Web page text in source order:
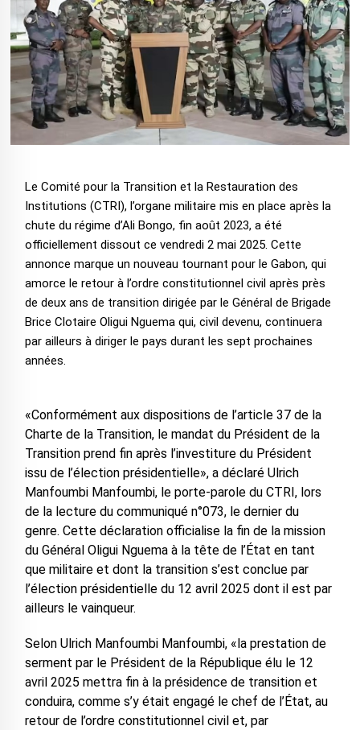
Le Comité pour la Transition et la Restauration des
Institutions (CTRI), l’organe militaire mis en place après la
chute du régime d’Ali Bongo, fin août 2023, a été
officiellement dissout ce vendredi 2 mai 2025. Cette
annonce marque un nouveau tournant pour le Gabon, qui
amorce le retour à l’ordre constitutionnel civil après près
de deux ans de transition dirigée par le Général de Brigade
Brice Clotaire Oligui Nguema qui, civil devenu, continuera
par ailleurs à diriger le pays durant les sept prochaines
années.
«Conformément aux dispositions de l’article 37 de la
Charte de la Transition, le mandat du Président de la
Transition prend fin après l’investiture du Président
issu de l’élection présidentielle», a déclaré Ulrich
Manfoumbi Manfoumbi, le porte-parole du CTRI, lors
de la lecture du communiqué n°073, le dernier du
genre. Cette déclaration officialise la fin de la mission
du Général Oligui Nguema à la tête de l’État en tant
que militaire et dont la transition s’est conclue par
l’élection présidentielle du 12 avril 2025 dont il est par
ailleurs le vainqueur.
Selon Ulrich Manfoumbi Manfoumbi, «la prestation de
serment par le Président de la République élu le 12
avril 2025 mettra fin à la présidence de transition et
conduira, comme s’y était engagé le chef de l’État, au
retour de l’ordre constitutionnel civil et, par